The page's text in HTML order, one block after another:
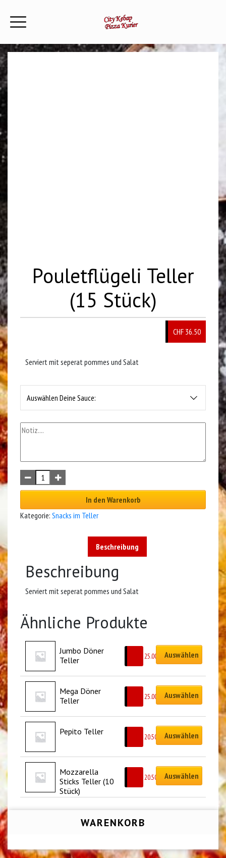
Pouletflügeli Teller
(15 Stück)
CHF 36.50
Serviert mit seperat pommes und Salat
Auswählen Deine Sauce:
In den Warenkorb
Kategorie: Snacks im Teller
Beschreibung
Beschreibung
Serviert mit seperat pommes und Salat
Ähnliche Produkte
Jumbo Döner
Teller
25.00 Auswählen
Mega Döner
Teller
25.00 Auswählen
Pepito Teller
20.50 Auswählen
Mozzarella
Sticks Teller (10
Stück)
20.50 Auswählen
WARENKORB